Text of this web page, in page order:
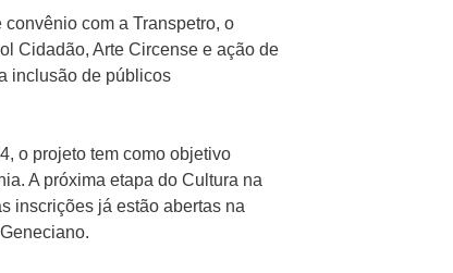
com a Transpetro, o
Cidadão, Arte Circense e ação de
inclusão de públicos
o projeto tem como objetivo
A próxima etapa do Cultura na
inscrições já estão abertas na